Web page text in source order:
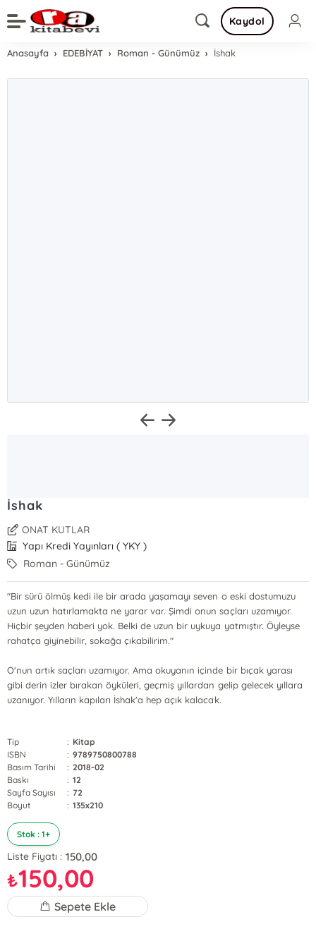
Kaydol
Anasayfa EDEBİYAT Roman - Günümüz İshak
İshak
ONAT KUTLAR
Yapı Kredi Yayınları ( YKY )
Roman - Günümüz
"Bir sürü ölmüş kedi ile bir arada yaşamayı seven o eski dostumuzu
uzun uzun hatırlamakta ne yarar var. Şimdi onun saçları uzamıyor.
Hiçbir şeyden haberi yok. Belki de uzun bir uykuya yatmıştır. Öyleyse
rahatça giyinebilir, sokağa çıkabilirim."
O'nun artık saçları uzamıyor. Ama okuyanın içinde bir bıçak yarası
gibi derin izler bırakan öyküleri, geçmiş yıllardan gelip gelecek yıllara
uzanıyor. Yılların kapıları İshak'a hep açık kalacak.
Tip : Kitap
ISBN
: 9789750800788
Basım Tarihi
: 2018-02
Baskı
: 12
Sayfa Sayısı
: 72
Boyut
: 135x210
Stok : 1+
Liste Fiyatı : 150,00
₺150,00
Sepete Ekle